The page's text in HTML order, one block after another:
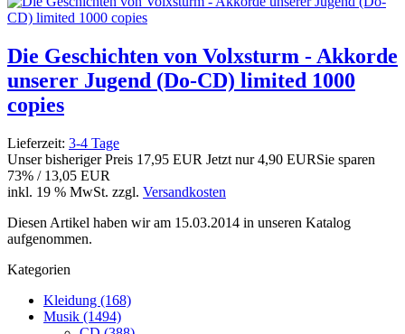
Die Geschichten von Volxsturm - Akkorde
unserer Jugend (Do-CD) limited 1000
copies
Lieferzeit: 3-4 Tage
Unser bisheriger Preis 17,95 EUR Jetzt nur4,90 EURSie sparen
73% / 13,05 EUR
inkl. 19 % MwSt. zzgl. Versandkosten
Diesen Artikel haben wir am 15.03.2014 in unseren Katalog
aufgenommen.
Kategorien
Kleidung (168)
Musik (1494)